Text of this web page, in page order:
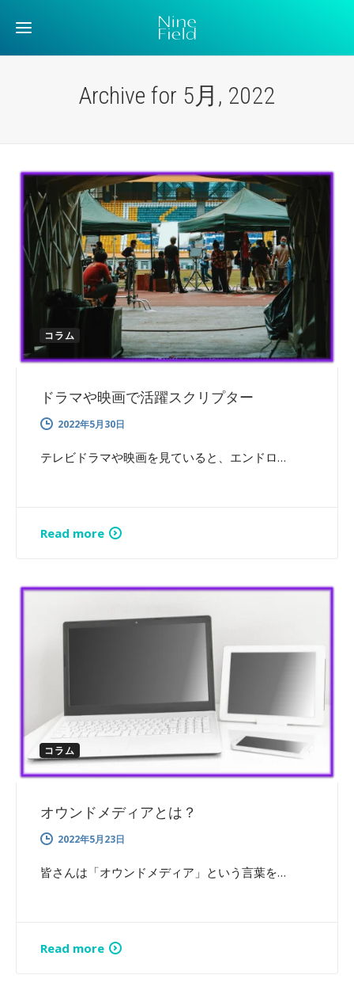
Archive for 5月, 2022
コラム
ドラマや映画で活躍スクリプター
2022年5月30日
テレビドラマや映画を見ていると、エンドロ…
Read more
コラム
オウンドメディアとは？
2022年5月23日
皆さんは「オウンドメディア」という言葉を…
Read more